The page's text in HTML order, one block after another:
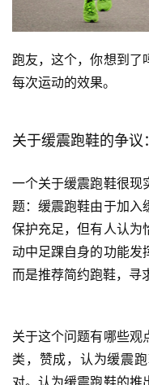
视
频
户
选
运
动
集
跑友，这个，你想到了
每次运动的效果。
关于缓震跑鞋的争议：
一个关于缓震跑鞋很现
题：缓震跑鞋由于加入
保护充足，但有人认为
动中足踝自身的功能发
而是推荐简约跑鞋，寻
关于这个问题有哪些观
类，赞成，认为缓震
对。认为缓震跑鞋的推